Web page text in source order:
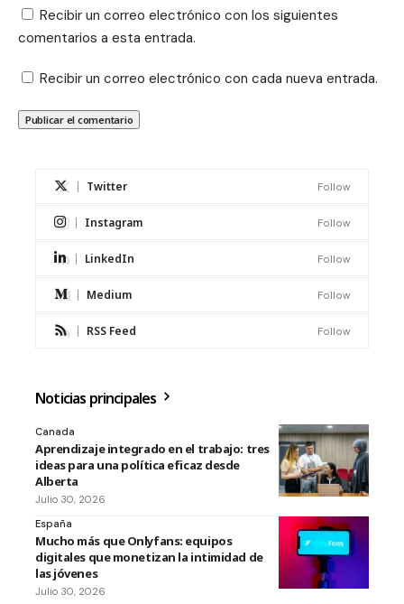
Recibir un correo electrónico con los siguientes
comentarios a esta entrada.
Recibir un correo electrónico con cada nueva entrada.
Twitter Follow
Instagram Follow
LinkedIn Follow
Medium Follow
RSS Feed Follow
Noticias principales
Canada
Aprendizaje integrado en el trabajo: tres
ideas para una política eficaz desde
Alberta
Julio 30, 2026
España
Mucho más que Onlyfans: equipos
digitales que monetizan la intimidad de
las jóvenes
Julio 30, 2026